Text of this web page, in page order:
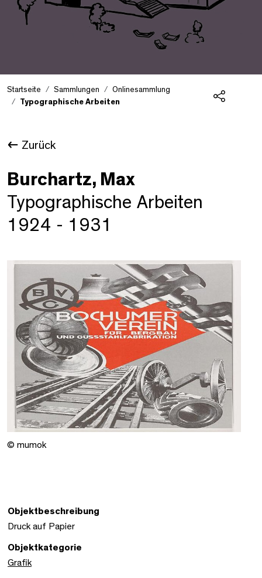
Startseite Sammlungen
Onlinesammlung
Typographische Arbeiten
Zurück
Burchartz, Max
Typographische Arbeiten
1924 - 1931
© mumok
Objektbeschreibung
Druck auf Papier
Objektkategorie
Grafik